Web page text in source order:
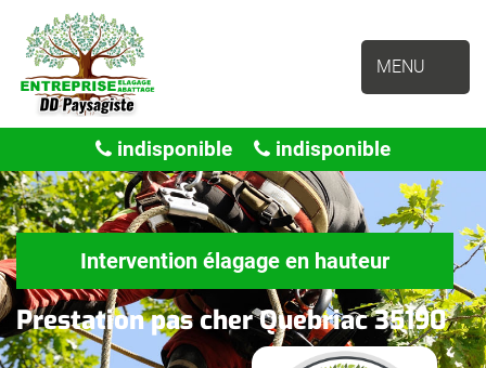
MENU
indisponible indisponible
Intervention élagage en hauteur
Prestation pas cher Quebriac 35190